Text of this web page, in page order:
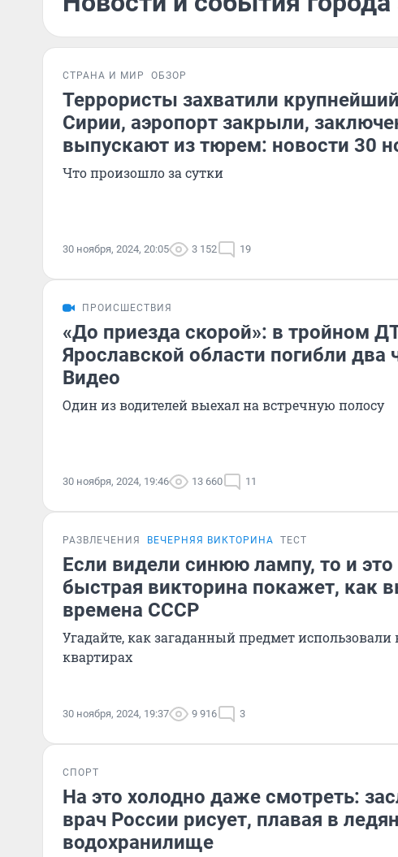
СТРАНА И МИР ОБЗОР
Террористы захватили
Сирии, аэропорт закрыли,
выпускают из тюрем: новости 30
Что произошло за сутки
30 ноября, 2024, 20:05 3 152 19
ПРОИСШЕСТВИЯ
«До приезда скорой»: в тройном
Ярославской области погибли два
Видео
Один из водителей выехал на встречную полосу
30 ноября, 2024, 19:46 13 660 11
РАЗВЛЕЧЕНИЯ ВЕЧЕРНЯЯ ВИКТОРИНА ТЕСТ
Если видели синюю лампу, то и это
быстрая викторина покажет, как
времена СССР
Угадайте, как загаданный предмет использовали
квартирах
30 ноября, 2024, 19:37 9 916 3
СПОРТ
На это холодно даже смотреть:
врач России рисует, плавая в
водохранилище